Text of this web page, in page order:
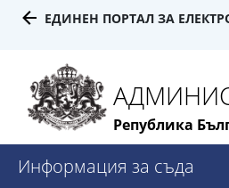
ЕДИНЕН ПОРТАЛ ЗА
Република
Информация за съда